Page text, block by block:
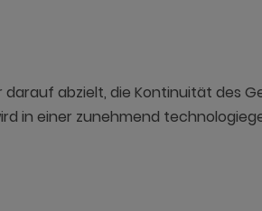
darauf abzielt, die Kontinuität des
in einer zunehmend